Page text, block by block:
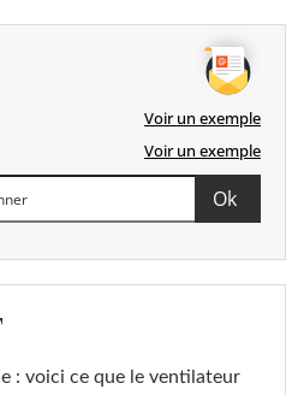
Voir un exemple
Voir un exemple
: voici ce que le ventilateur